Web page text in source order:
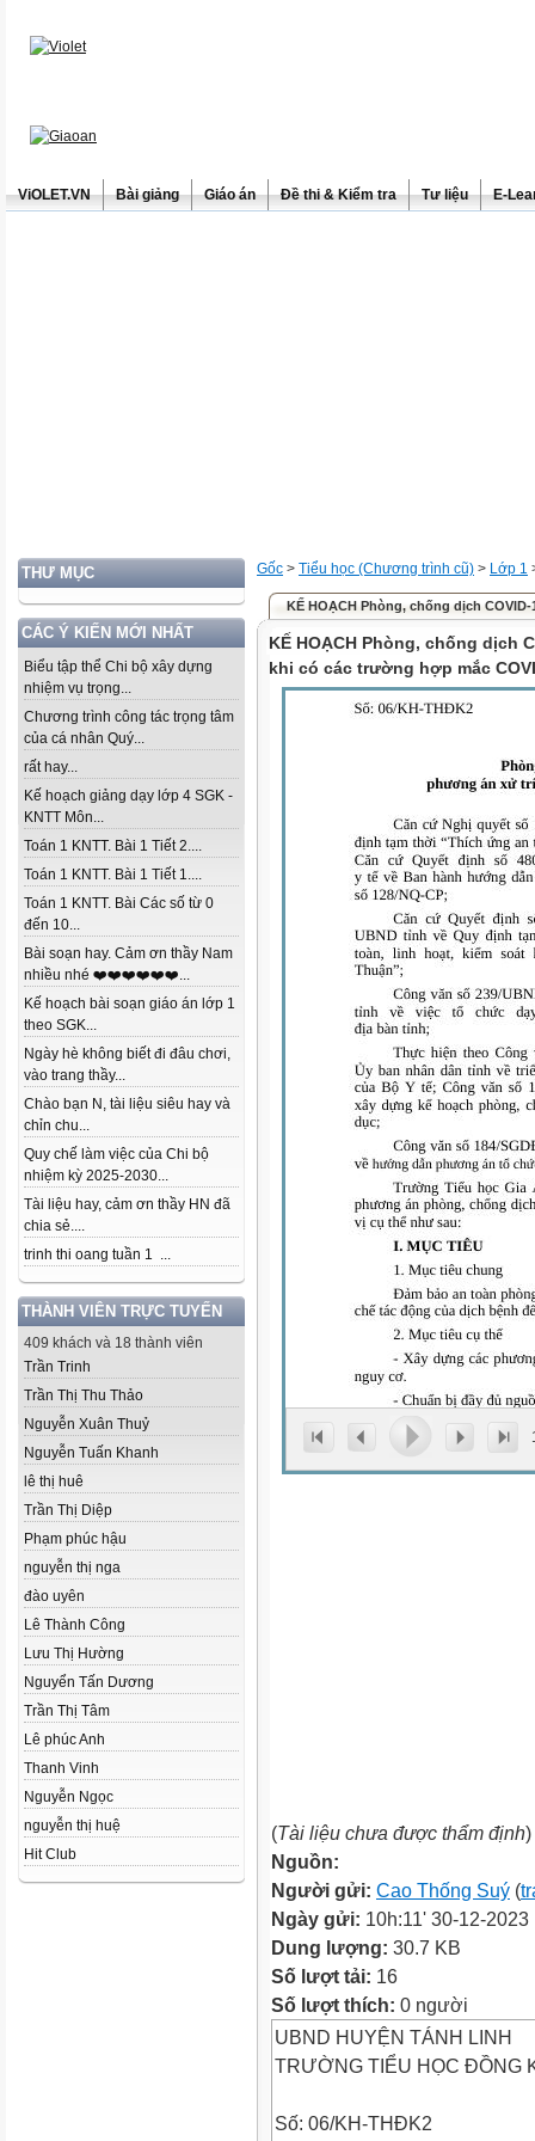
ViOLET.VN Bài giảng Giáo án Đề thi & Kiểm tra Tư liệu E-
THƯ MỤC
CÁC Ý KIẾN MỚI NHẤT
Biểu tập thể Chi bộ xây dựng
nhiệm vụ trọng...
Chương trình công tác trọng tâm
của cá nhân Quý...
rất hay...
Kế hoạch giảng dạy lớp 4 SGK -
KNTT Môn...
Toán 1 KNTT. Bài 1 Tiết 2....
Toán 1 KNTT. Bài 1 Tiết 1....
Toán 1 KNTT. Bài Các số từ 0
đến 10...
Bài soạn hay. Cảm ơn thầy Nam
nhiều nhé ❤️❤️❤️❤️❤️❤️...
Kế hoạch bài soạn giáo án lớp 1
theo SGK...
Ngày hè không biết đi đâu chơi,
vào trang thầy...
Chào bạn N, tài liệu siêu hay và
chỉn chu...
Quy chế làm việc của Chi bộ
nhiệm kỳ 2025-2030...
Tài liệu hay, cảm ơn thầy HN đã
chia sẻ....
trinh thi oang tuần 1 ...
THÀNH VIÊN TRỰC TUYẾN
409 khách và 18 thành viên
Trần Trinh
Trần Thị Thu Thảo
Nguyễn Xuân Thuỷ
Nguyễn Tuấn Khanh
lê thị huê
Trần Thị Diệp
Phạm phúc hậu
nguyễn thị nga
đào uyên
Lê Thành Công
Lưu Thị Hường
Nguyển Tấn Dương
Trần Thị Tâm
Lê phúc Anh
Thanh Vinh
Nguyễn Ngọc
nguyễn thị huệ
Hit Club
Gốc > Tiểu học (Chương trình cũ) > Lớp 1
KẾ HOẠCH Phòng, chống dịch COVID-
KẾ HOẠCH Phòng, chống dịch
khi có các trường hợp mắc
(Tài liệu chưa được thẩm định)
Nguồn:
Người gửi: Cao Thống Suý (
Ngày gửi: 10h:11' 30-12-2023
Dung lượng: 30.7 KB
Số lượt tải: 16
Số lượt thích: 0 người
UBND HUYỆN TÁNH LINH
TRƯỜNG TIỂU HỌC ĐỒNG
Số: 06/KH-THĐK2